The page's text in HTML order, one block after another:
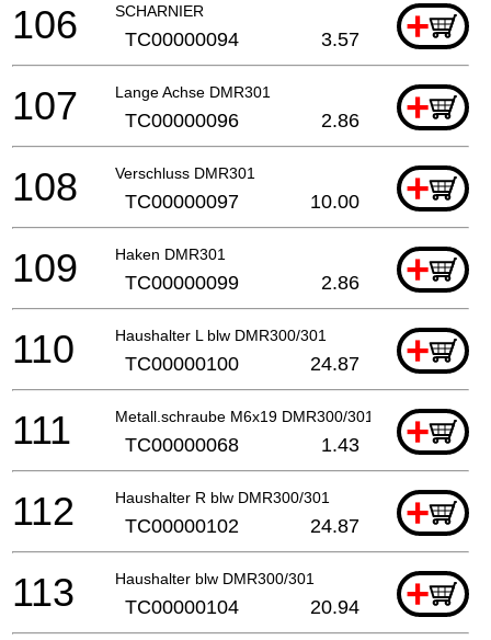
SCHARNIER +
106 TC00000094 3.57
Lange Achse DMR301 +
107 TC00000096 2.86
Verschluss DMR301 +
108 TC00000097 10.00
Haken DMR301 +
109 TC00000099 2.86
Haushalter L blw DMR300/301 +
110 TC00000100 24.87
Metall.schraube M6x19 DMR300/301 +
111 TC00000068 1.43
Haushalter R blw DMR300/301 +
112 TC00000102 24.87
Haushalter blw DMR300/301 +
113 TC00000104 20.94